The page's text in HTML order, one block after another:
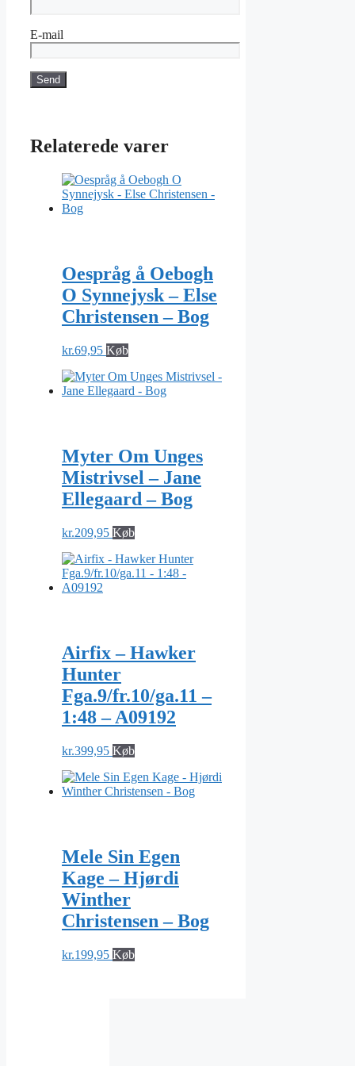
E-mail
Relaterede varer
Oespråg å Oebogh
O Synnejysk – Else
Christensen – Bog
kr.69,95 Køb
Myter Om Unges
Mistrivsel – Jane
Ellegaard – Bog
kr.209,95 Køb
Airfix – Hawker
Hunter
Fga.9/fr.10/ga.11 –
1:48 – A09192
kr.399,95 Køb
Mele Sin Egen
Kage – Hjørdi
Winther
Christensen – Bog
kr.199,95 Køb